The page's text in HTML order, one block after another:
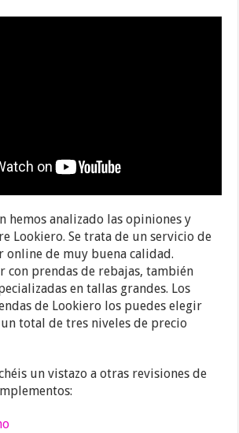
hemos analizado las opiniones y
Lookiero. Se trata de un servicio de
online de muy buena calidad.
con prendas de rebajas, también
en tallas grandes. Los
de Lookiero los puedes elegir
total de tres niveles de precio
un vistazo a otras revisiones de